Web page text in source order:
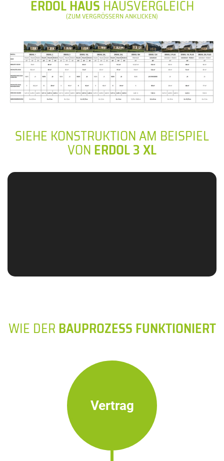
ERDOL HAUS HAUSVERGLEICH
(ZUM VERGRÖSSERN ANKLICKEN)
SIEHE KONSTRUKTION AM BEISPIEL
VONERDOL 3 XL
WIE DERBAUPROZESS FUNKTIONIERT
Vertrag